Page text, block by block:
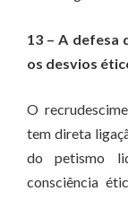
13 – A defesa
os desvios
O
tem direta
do petismo
consciência